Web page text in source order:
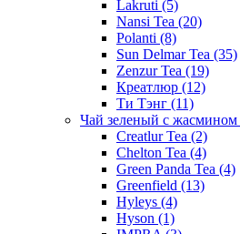
Lakruti (5)
Nansi Tea (20)
Polanti (8)
Sun Delmar Tea (35)
Zenzur Tea (19)
Креатлюр (12)
Ти Тэнг (11)
Чай зеленый с жасмином
Creatlur Tea (2)
Chelton Tea (4)
Green Panda Tea (4)
Greenfield (13)
Hyleys (4)
Hyson (1)